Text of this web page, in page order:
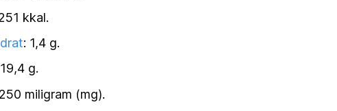
kkal.
: 1,4 g.
g.
miligram (mg).